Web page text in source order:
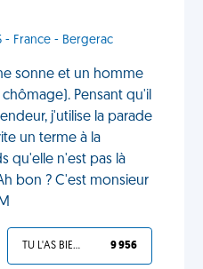
- France - Bergerac
sonne et un homme
Pensant qu'il
j'utilise la parade
un terme à la
qu'elle n'est pas là
bon ? C'est monsieur
TU L'AS BIEN MÉRITÉ 9 956